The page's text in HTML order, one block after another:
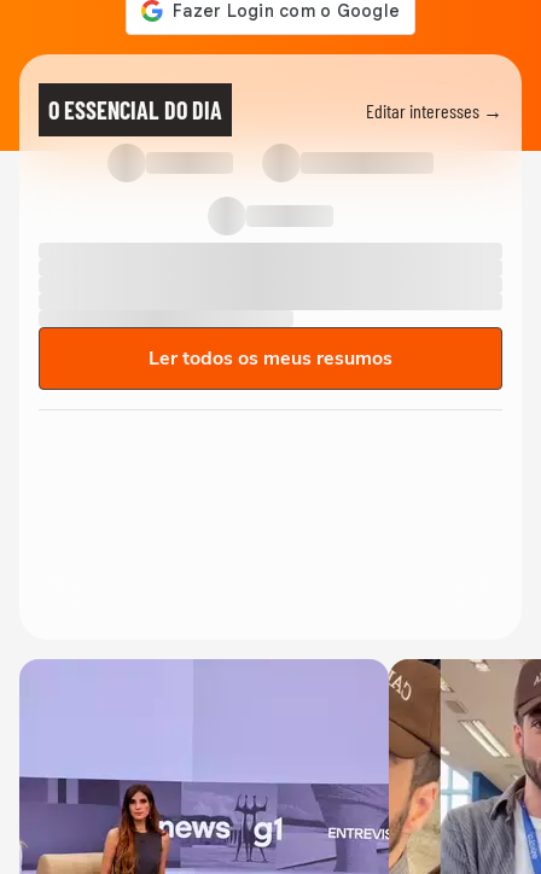
O ESSENCIAL DO DIA Editar interesses →
Ler todos os meus resumos